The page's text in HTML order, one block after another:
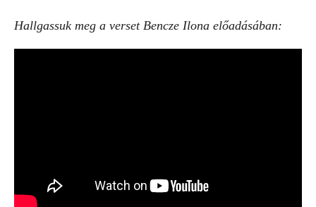
Hallgassuk meg a verset Bencze Ilona előadásában: